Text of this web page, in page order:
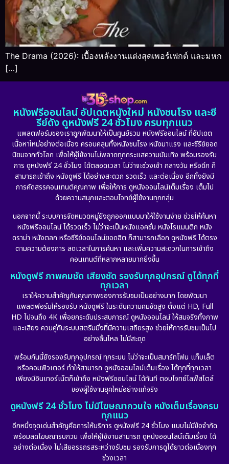
The Drama (2026): เบื้องหลังงานแต่งสุดเพอร์เฟกต์ และมหก
[…]
หนังฟรีออนไลน์ อัปเดตหนังใหม่ หนังชนโรง และซี
รีย์ดัง ดูหนังฟรี 24 ชั่วโมง ครบทุกแนว
แพลตฟอร์มของเราถูกพัฒนาให้เป็นศูนย์รวม หนังฟรีออนไลน์ ที่อัปเดต
เนื้อหาใหม่อย่างต่อเนื่อง ครอบคลุมทั้งหนังชนโรง หนังมาแรง และซีรีย์ยอด
นิยมจากทั่วโลก เพื่อให้ผู้ใช้งานไม่พลาดทุกกระแสความบันเทิง พร้อมรองรับ
การ ดูหนังฟรี 24 ชั่วโมง ได้ตลอดเวลา ไม่ว่าจะช่วงเช้า กลางวัน หรือดึก ก็
สามารถเข้าถึง หนังดูฟรี ได้อย่างสะดวก รวดเร็ว และต่อเนื่อง อีกทั้งยังมี
การคัดสรรคอนเทนต์คุณภาพ เพื่อให้การ ดูหนังออนไลน์เต็มเรื่อง เต็มไป
ด้วยความสนุกและตอบโจทย์ผู้ใช้งานทุกกลุ่ม
นอกจากนี้ ระบบการจัดหมวดหมู่ยังถูกออกแบบมาให้ใช้งานง่าย ช่วยให้ค้นหา
หนังฟรีออนไลน์ ได้รวดเร็ว ไม่ว่าจะเป็นหนังแอคชั่น หนังโรแมนติก หนัง
ดราม่า หนังตลก หรือซีรีย์ออนไลน์ยอดฮิต ก็สามารถเลือก ดูหนังฟรี ได้ตรง
ตามความต้องการ ลดเวลาในการค้นหา และเพิ่มความสะดวกในการเข้าถึง
คอนเทนต์ที่หลากหลายมากยิ่งขึ้น
หนังดูฟรี ภาพคมชัด เสียงชัด รองรับทุกอุปกรณ์ ดูได้ทุกที่
ทุกเวลา
เราให้ความสำคัญกับคุณภาพของการรับชมเป็นอย่างมาก โดยพัฒนา
แพลตฟอร์มให้รองรับ หนังดูฟรี ในระดับความคมชัดสูง ตั้งแต่ HD, Full
HD ไปจนถึง 4K เพื่อยกระดับประสบการณ์ ดูหนังออนไลน์ ให้สมจริงทั้งภาพ
และเสียง ควบคู่กับระบบสตรีมมิ่งที่มีความเสถียรสูง ช่วยให้การรับชมเป็นไป
อย่างลื่นไหล ไม่มีสะดุด
พร้อมกันนี้ยังรองรับทุกอุปกรณ์ ทุกระบบ ไม่ว่าจะเป็นสมาร์ทโฟน แท็บเล็ต
หรือคอมพิวเตอร์ ทำให้สามารถ ดูหนังออนไลน์เต็มเรื่อง ได้ทุกที่ทุกเวลา
เพียงมีอินเทอร์เน็ตก็เข้าถึง หนังฟรีออนไลน์ ได้ทันที ตอบโจทย์ไลฟ์สไตล์
ของผู้ใช้งานยุคใหม่อย่างแท้จริง
ดูหนังฟรี 24 ชั่วโมง ไม่มีโฆษณากวนใจ หนังเต็มเรื่องครบ
ทุกแนว
อีกหนึ่งจุดเด่นสำคัญคือการให้บริการ ดูหนังฟรี 24 ชั่วโมง แบบไม่มีข้อจำกัด
พร้อมลดโฆษณารบกวน เพื่อให้ผู้ใช้งานสามารถ ดูหนังออนไลน์เต็มเรื่อง ได้
อย่างต่อเนื่อง ไม่เสียอรรถรสระหว่างรับชม รองรับการดูได้ยาวต่อเนื่องทุก
ช่วงเวลา